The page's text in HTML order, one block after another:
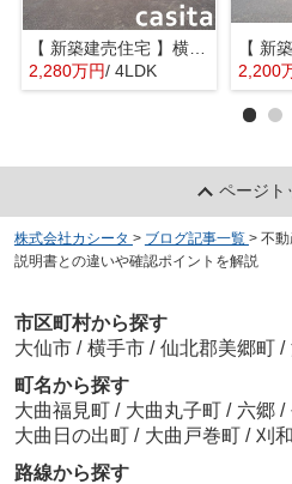
【 新築建売住宅 】横手市八幡字長者町No58 横手北小学校区のオール電化 4LDK
2,280万円/ 4LDK
2,200
ページト
株式会社カシータ > ブログ記事一覧 > 不
説明書との違いや確認ポイントを解説
市区町村から探す
大仙市 / 横手市 / 仙北郡美郷町 /
町名から探す
大曲福見町 / 大曲丸子町 / 六郷 /
大曲日の出町 / 大曲戸巻町 / 刈
路線から探す